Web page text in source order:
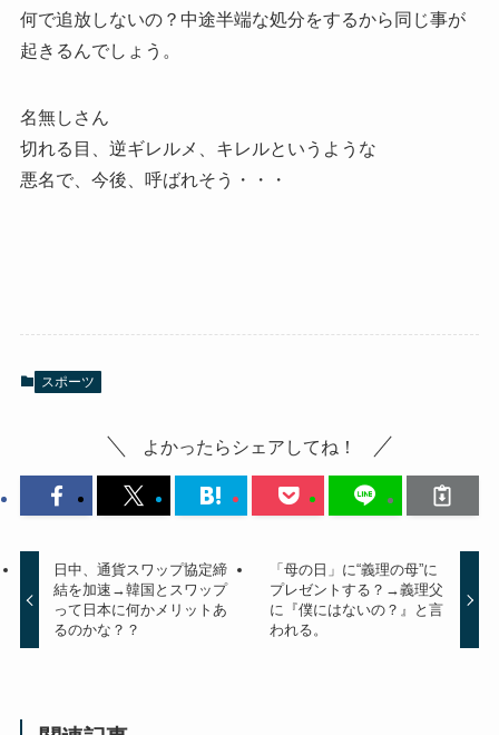
何で追放しないの？中途半端な処分をするから同じ事が
起きるんでしょう。
名無しさん
切れる目、逆ギレルメ、キレルというような
悪名で、今後、呼ばれそう・・・
スポーツ
よかったらシェアしてね！
日中、通貨スワップ協定締
結を加速→韓国とスワップ
って日本に何かメリットあ
るのかな？？
「母の日」に“義理の母”に
プレゼントする？→義理父
に『僕にはないの？』と言
われる。